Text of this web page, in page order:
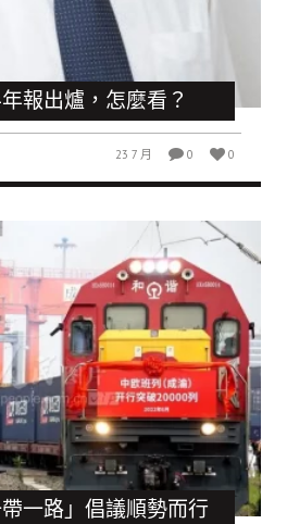
報出爐，怎麼看？
23 7 月 0 0
一路」倡議順勢而行